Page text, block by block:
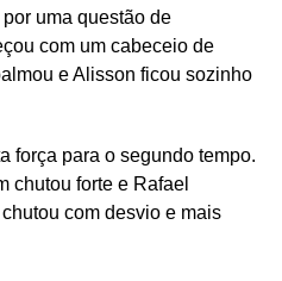
uma questão de
com um cabeceio de
e Alisson ficou sozinho
força para o segundo tempo.
chutou forte e Rafael
com desvio e mais